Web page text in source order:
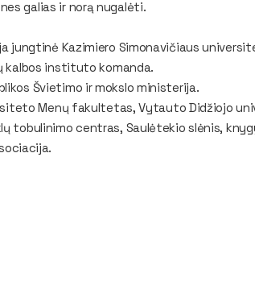
galias ir norą nugalėti.
jungtinė Kazimiero Simonavičiaus
instituto komanda.
Švietimo ir mokslo ministerija.
Menų fakultetas, Vytauto Didžiojo
tobulinimo centras, Saulėtekio slėnis,